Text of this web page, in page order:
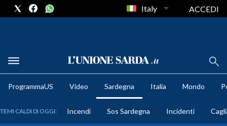
METEO
Italy ACCEDI
ProgrammaUS Video Sardegna Italia Mondo
TEMI CALDI DI OGGI: Incendi Sos Sardegna Incidenti